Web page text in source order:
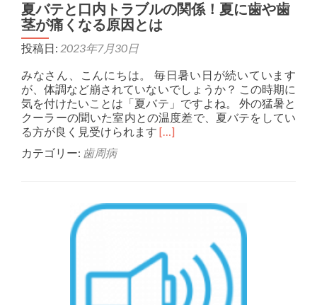
夏バテと口内トラブルの関係！夏に歯や歯
茎が痛くなる原因とは
投稿日: 2023年7月30日
みなさん、こんにちは。 毎日暑い日が続いています
が、体調など崩されていないでしょうか？ この時期に
気を付けたいことは「夏バテ」ですよね。 外の猛暑と
クーラーの聞いた室内との温度差で、夏バテをしてい
る方が良く見受けられます Read more about 夏バテと口
[…]
カテゴリー: 歯周病